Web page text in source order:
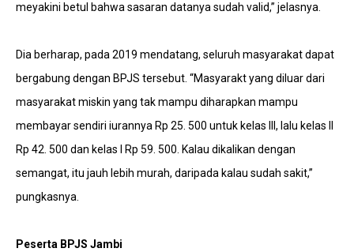
meyakini betul bahwa sasaran datanya sudah valid,” jelasnya.
Dia berharap, pada 2019 mendatang, seluruh masyarakat dapat
bergabung dengan BPJS tersebut. “Masyarakt yang diluar dari
masyarakat miskin yang tak mampu diharapkan mampu
membayar sendiri iurannya Rp 25. 500 untuk kelas III, lalu kelas II
Rp 42. 500 dan kelas I Rp 59. 500. Kalau dikalikan dengan
semangat, itu jauh lebih murah, daripada kalau sudah sakit,”
pungkasnya.
Peserta BPJS Jambi